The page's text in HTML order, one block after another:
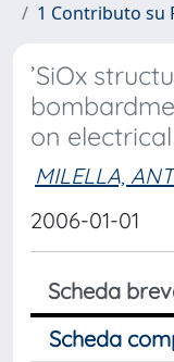
1 Contributo su
’SiOx
on
MILELLA,
2006-01-01
Scheda
Scheda